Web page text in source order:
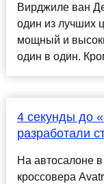
Вирджиле ван
один из лучших
мощный и
один в один.
4 секунды до
разработали
На автосалоне
кроссовера